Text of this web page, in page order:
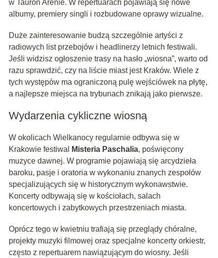
w Tauron Arenie. W repertuarach pojawiają się nowe
albumy, premiery singli i rozbudowane oprawy wizualne.
Duże zainteresowanie budzą szczególnie artyści z
radiowych list przebojów i headlinerzy letnich festiwali.
Jeśli widzisz ogłoszenie trasy na hasło „wiosna”, warto od
razu sprawdzić, czy na liście miast jest Kraków. Wiele z
tych występów ma ograniczoną pulę wejściówek na płytę,
a najlepsze miejsca na trybunach znikają jako pierwsze.
Wydarzenia cykliczne wiosną
W okolicach Wielkanocy regularnie odbywa się w
Krakowie festiwal
Misteria Paschalia, poświęcony
muzyce dawnej. W programie pojawiają się arcydzieła
baroku, pasje i oratoria w wykonaniu znanych zespołów
specjalizujących się w historycznym wykonawstwie.
Koncerty odbywają się w kościołach, salach
koncertowych i zabytkowych przestrzeniach miasta.
Oprócz tego w kwietniu trafiają się przeglądy chóralne,
projekty muzyki filmowej oraz specjalne koncerty orkiestr,
często z repertuarem nawiązującym do wiosny. Jeśli